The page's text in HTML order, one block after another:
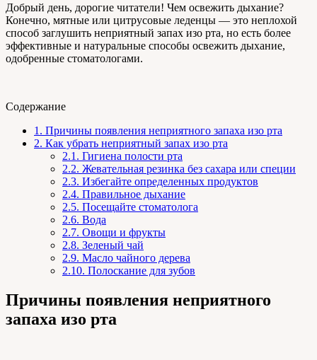
Добрый день, дорогие читатели! Чем освежить дыхание?
Конечно, мятные или цитрусовые леденцы — это неплохой
способ заглушить неприятный запах изо рта, но есть более
эффективные и натуральные способы освежить дыхание,
одобренные стоматологами.
Содержание
1. Причины появления неприятного запаха изо рта
2. Как убрать неприятный запах изо рта
2.1. Гигиена полости рта
2.2. Жевательная резинка без сахара или специи
2.3. Избегайте определенных продуктов
2.4. Правильное дыхание
2.5. Посещайте стоматолога
2.6. Вода
2.7. Овощи и фрукты
2.8. Зеленый чай
2.9. Масло чайного дерева
2.10. Полоскание для зубов
Причины появления неприятного
запаха изо рта